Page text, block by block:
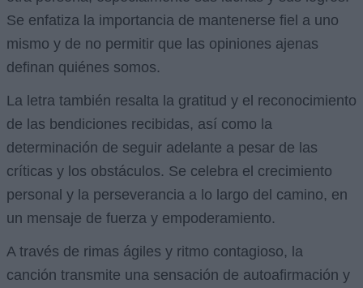
Se enfatiza la importancia de mantenerse fiel a uno
mismo y de no permitir que las opiniones ajenas
definan quiénes somos.
La letra también resalta la gratitud y el reconocimiento
de las bendiciones recibidas, así como la
determinación de seguir adelante a pesar de las
críticas y los obstáculos. Se celebra el crecimiento
personal y la perseverancia a lo largo del camino, en
un mensaje de fuerza y empoderamiento.
A través de rimas ágiles y ritmo contagioso, la
canción transmite una sensación de autoafirmación y